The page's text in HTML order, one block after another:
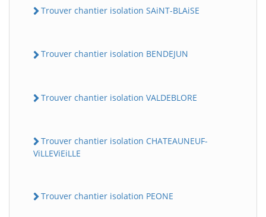
Trouver chantier isolation SAiNT-BLAiSE
Trouver chantier isolation BENDEJUN
Trouver chantier isolation VALDEBLORE
Trouver chantier isolation CHATEAUNEUF-
ViLLEViEiLLE
Trouver chantier isolation PEONE